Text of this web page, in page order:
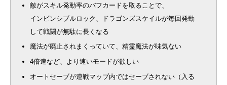
敵がスキル発動率のバフカードを取ることで、
インビンシブルロック、ドラゴンズスケイルが毎回発動
して戦闘が無駄に長くなる
魔法が廃止されまくっていて、精霊魔法が味気ない
4倍速など、より速いモードが欲しい
オートセーブが連戦マップ内ではセーブされない（入る